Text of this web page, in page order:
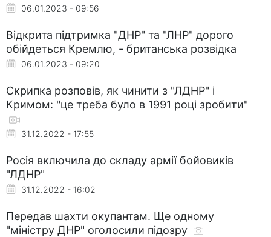
06.01.2023 - 09:56
Відкрита підтримка "ДНР" та "ЛНР" дорого
обійдеться Кремлю, - британська розвідка
06.01.2023 - 09:20
Скрипка розповів, як чинити з "ЛДНР" і
Кримом: "це треба було в 1991 році зробити"
31.12.2022 - 17:55
Росія включила до складу армії бойовиків
"ЛДНР"
31.12.2022 - 16:02
Передав шахти окупантам. Ще одному
"міністру ДНР" оголосили підозру